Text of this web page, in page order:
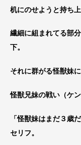
机にのせようと持ち上
繊細に組まれてる部
下。
それに群がる怪獣妹
怪獣兄妹の戦い（ケ
「怪獣妹はまだ３歳
セリフ。